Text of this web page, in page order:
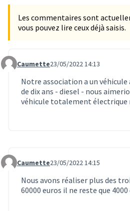
Les commentaires sont
vous pouvez lire ceux déjà saisis.
Commentaire 1544
Caumette23/05/2022 14:13
Notre association a un véhicule
de dix ans - diesel - nous
véhicule totalement électrique
Commentaire 1545
Caumette23/05/2022 14:15
Nous avons réaliser plus des
60000 euros il ne reste que